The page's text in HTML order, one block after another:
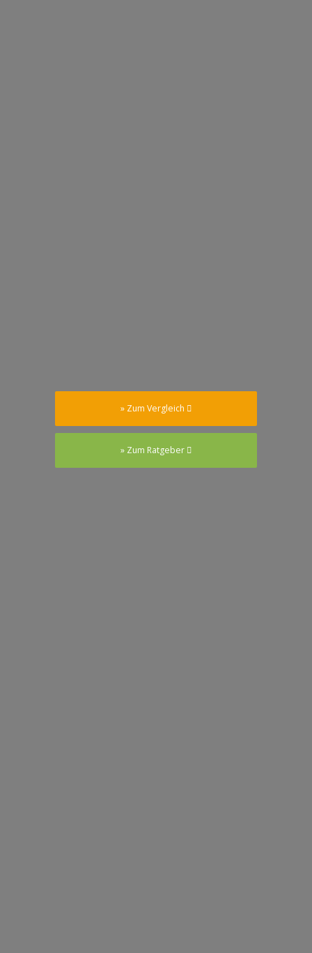
» Zum Vergleich
» Zum Ratgeber